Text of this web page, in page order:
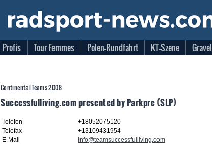
Profis Tour Femmes Polen-Rundfahrt KT-Szene Gravel
Continental Teams 2008
Successfulliving.com presented by Parkpre (SLP)
Telefon
+18052075120
Telefax
+13109431954
E-Mail
info@teamsuccessfulliving.com